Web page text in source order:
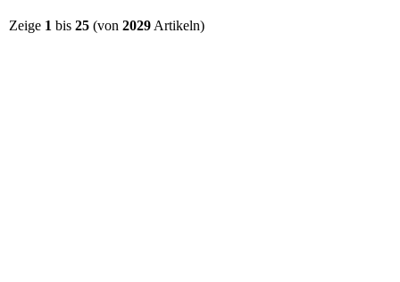
Zeige 1 bis 25 (von 2029Artikeln)